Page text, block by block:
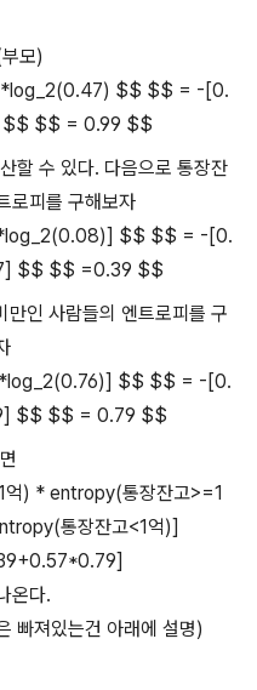
모)
$$ $$ = -[0.
$$ $$ = 0.99 $$
할 수 있다. 다음으로 통장잔
로피를 구해보자
$$ $$ = -[0.
$$ $$ =0.39 $$
만인 사람들의 엔트로피를 구
$$ $$ = -[0.
$$ $$ = 0.79 $$
) * entropy(통장잔고>=1
통장잔고<1억)]
온다.
빠져있는건 아래에 설명)